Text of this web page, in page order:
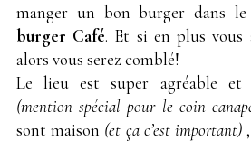
manger un bon burger dans
burger Café. Et si en plus vous
alors vous serez comblé!
Le lieu est super agréable et
(mention spécial pour le coin
sont maison (et ça c’est important)